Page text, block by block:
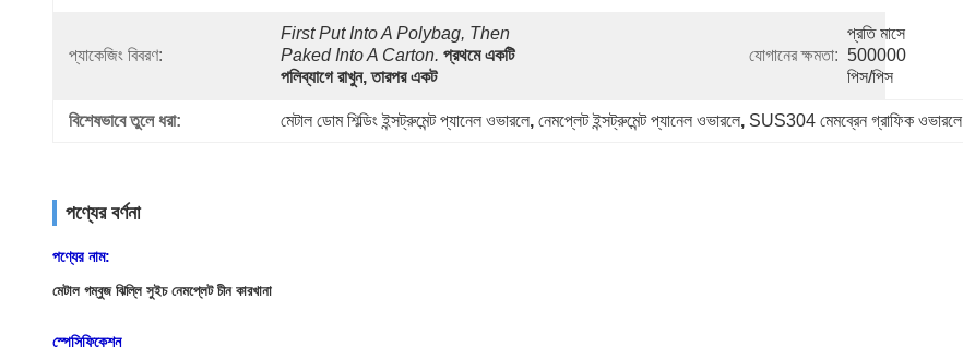
প্যাকেজিং বিবরণ:
First Put Into A Polybag, Then
Paked Into A Carton. প্রথমে একটি
পলিব্যাগে রাখুন, তারপর একট
যোগানের ক্ষমতা:
প্রতি মাসে
500000
পিস/পিস
বিশেষভাবে তুলে ধরা: মেটাল ডোম শিল্ডিং ইন্সট্রুমেন্ট প্যানেল ওভারলে, নেমপ্লেট ইন্সট্রুমেন্ট প্যানেল ওভারলে, SUS304 মেমব্রেন গ্রাফিক ওভারলে
পণ্যের বর্ণনা
পণ্যের নাম:
মেটাল গম্বুজ ঝিল্লি সুইচ নেমপ্লেট চীন কারখানা
স্পেসিফিকেশন